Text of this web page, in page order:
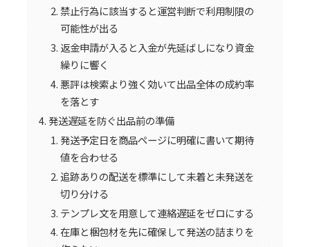
禁止行為に該当すると運営判断で利用制限の
可能性が出る
返金申請が入ると入金が先延ばしになり資金
繰りに響く
悪評は検索より強く効いて出品全体の成約率
を落とす
発送遅延を防ぐ出品前の準備
発送予定日を商品ページに明確に書いて期待
値を合わせる
追跡ありの配送を標準にして未着と未発送を
切り分ける
テンプレ文を用意して連絡遅延をゼロにする
在庫と梱包材を先に確保して発送の詰まりを